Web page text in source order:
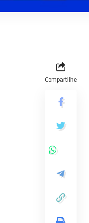
Compartilhe